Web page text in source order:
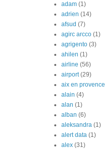
adam (1)
adrien (14)
afsud (7)
agirc arcco (1)
agrigento (3)
ahilen (1)
airline (56)
airport (29)
aix en provence
alain (4)
alan (1)
alban (6)
aleksandra (1)
alert data (1)
alex (31)